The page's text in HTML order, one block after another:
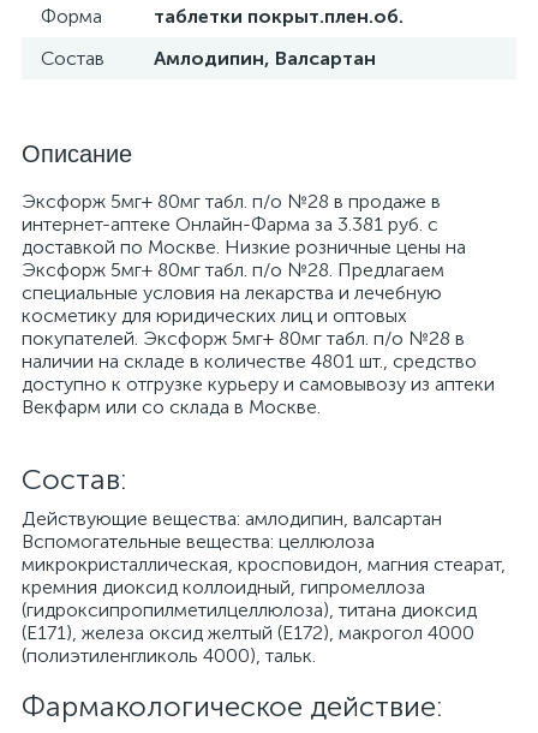
Форма таблетки покрыт.плен.об.
Состав Амлодипин, Валсартан
Описание
Эксфорж 5мг+ 80мг табл. п/о №28 в продаже в
интернет-аптеке Онлайн-Фарма за 3.381 руб. с
доставкой по Москве. Низкие розничные цены на
Эксфорж 5мг+ 80мг табл. п/о №28. Предлагаем
специальные условия на лекарства и лечебную
косметику для юридических лиц и оптовых
покупателей. Эксфорж 5мг+ 80мг табл. п/о №28 в
наличии на складе в количестве 4801 шт., средство
доступно к отгрузке курьеру и самовывозу из аптеки
Векфарм или со склада в Москве.
Cостав:
Действующие вещества: амлодипин, валсартан
Вспомогательные вещества: целлюлоза
микрокристаллическая, кросповидон, магния стеарат,
кремния диоксид коллоидный, гипромеллоза
(гидроксипропилметилцеллюлоза), титана диоксид
(Е171), железа оксид желтый (Е172), макрогол 4000
(полиэтиленгликоль 4000), тальк.
Фармакологическое действие: